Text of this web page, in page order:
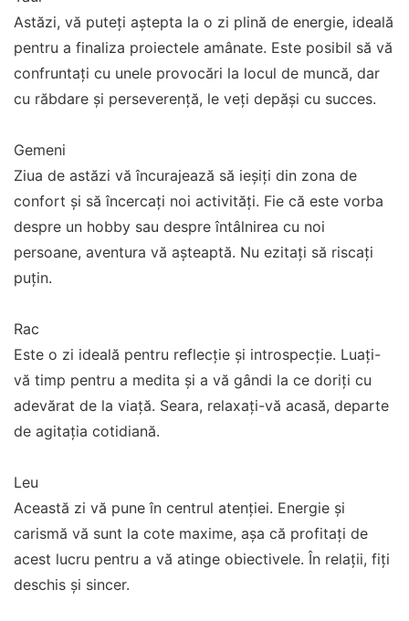
Astăzi, vă puteți aștepta la o zi plină de energie, ideală
pentru a finaliza proiectele amânate. Este posibil să vă
confruntați cu unele provocări la locul de muncă, dar
cu răbdare și perseverență, le veți depăși cu succes.
Gemeni
Ziua de astăzi vă încurajează să ieșiți din zona de
confort și să încercați noi activități. Fie că este vorba
despre un hobby sau despre întâlnirea cu noi
persoane, aventura vă așteaptă. Nu ezitați să riscați
puțin.
Rac
Este o zi ideală pentru reflecție și introspecție. Luați-
vă timp pentru a medita și a vă gândi la ce doriți cu
adevărat de la viață. Seara, relaxați-vă acasă, departe
de agitația cotidiană.
Leu
Această zi vă pune în centrul atenției. Energie și
carismă vă sunt la cote maxime, așa că profitați de
acest lucru pentru a vă atinge obiectivele. În relații, fiți
deschis și sincer.